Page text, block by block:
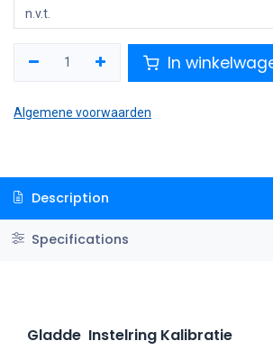
In
Algemene voorwaarden
Description
Specifications
Gladde Instelring Kalibratie